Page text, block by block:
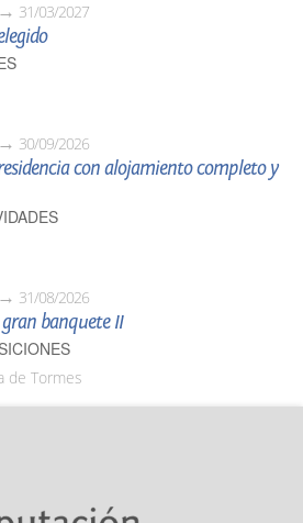
31/03/2027
30/09/2026
con alojamiento completo y
31/08/2026
banquete II
de Tormes